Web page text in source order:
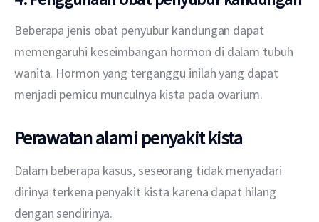
Beberapa jenis obat penyubur kandungan dapat
memengaruhi keseimbangan hormon di dalam tubuh
wanita. Hormon yang terganggu inilah yang dapat
menjadi pemicu munculnya kista pada ovarium.
Perawatan alami penyakit kista
Dalam beberapa kasus, seseorang tidak menyadari
dirinya terkena penyakit kista karena dapat hilang
dengan sendirinya.